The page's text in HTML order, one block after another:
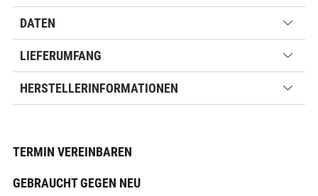
DATEN
LIEFERUMFANG
HERSTELLERINFORMATIONEN
TERMIN VEREINBAREN
GEBRAUCHT GEGEN NEU